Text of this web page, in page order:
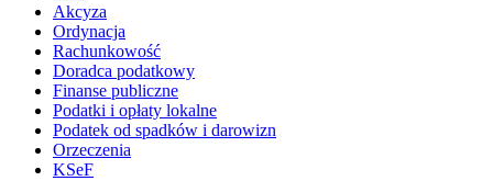
Akcyza
Ordynacja
Rachunkowość
Doradca podatkowy
Finanse publiczne
Podatki i opłaty lokalne
Podatek od spadków i darowizn
Orzeczenia
KSeF